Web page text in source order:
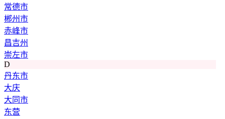
常德市
郴州市
赤峰市
昌吉州
崇左市
D
丹东市
大庆
大同市
东营